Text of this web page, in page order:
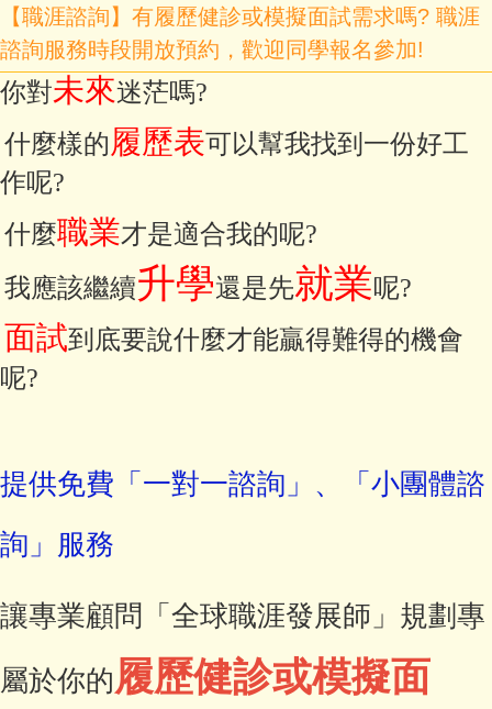
【職涯諮詢】有履歷健診或模擬面試需求嗎? 職涯
諮詢服務時段開放預約，歡迎同學報名參加!
你對未來迷茫嗎?
什麼樣的履歷表可以幫我找到一份好工
作呢?
什麼職業才是適合我的呢?
我應該繼續升學還是先就業呢?
面試到底要說什麼才能贏得難得的機會
呢?
提供免費「一對一諮詢」、「小團體諮
詢」服務
讓專業顧問「全球職涯發展師」規劃專
屬於你的履歷健診或模擬面